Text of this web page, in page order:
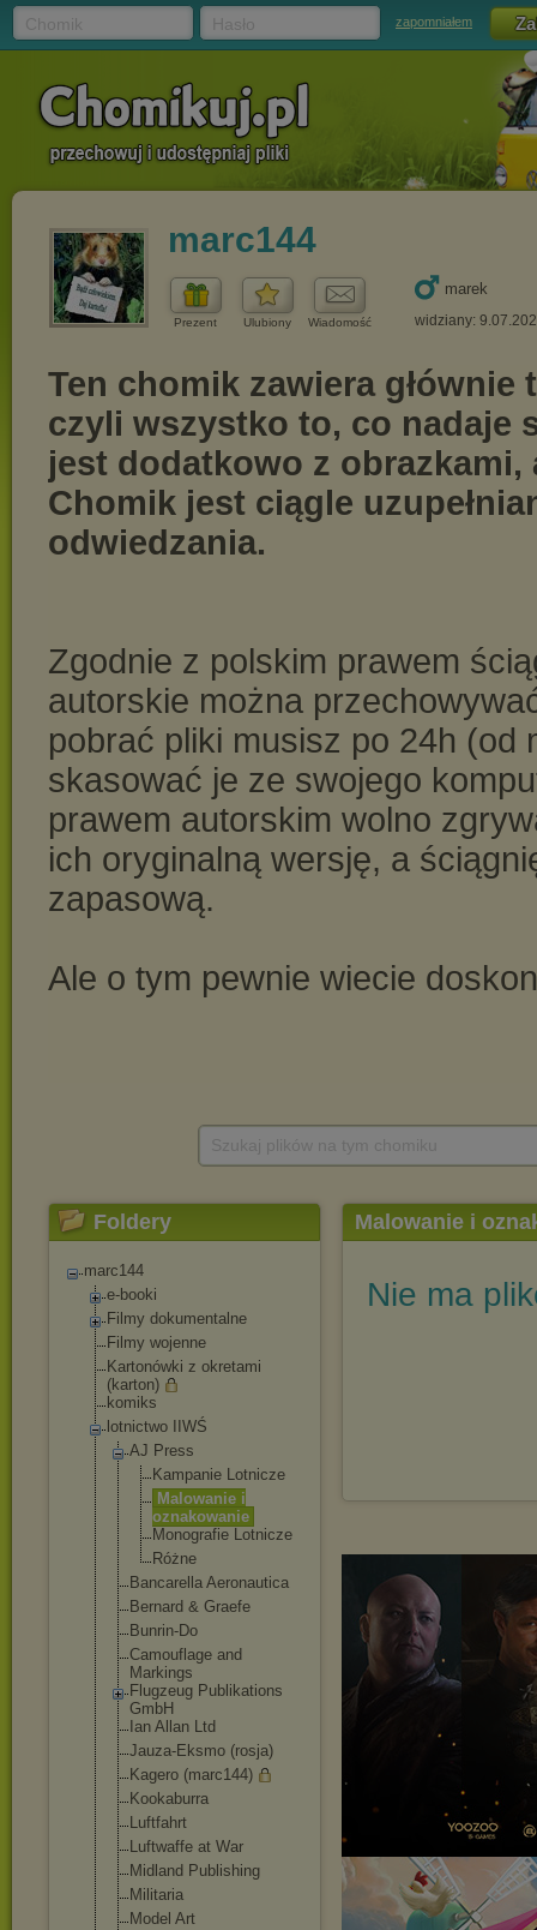
zapomniałem
marc144
Prezent Ulubiony Wiadomość
marek
widziany:
Foldery
marc144
e-booki
Filmy dokumentalne
Filmy wojenne
Kartonówki z okretami
(karton)
komiks
lotnictwo IIWŚ
AJ Press
Kampanie Lotnicze
Malowanie i
oznakowanie
Monografie Lotnicze
Różne
Bancarella Aeronautica
Bernard & Graefe
Bunrin-Do
Camouflage and
Markings
Flugzeug Publikations
GmbH
Ian Allan Ltd
Jauza-Eksmo (rosja)
Kagero (marc144)
Kookaburra
Luftfahrt
Luftwaffe at War
Midland Publishing
Militaria
Model Art
Malowanie i
Nie ma